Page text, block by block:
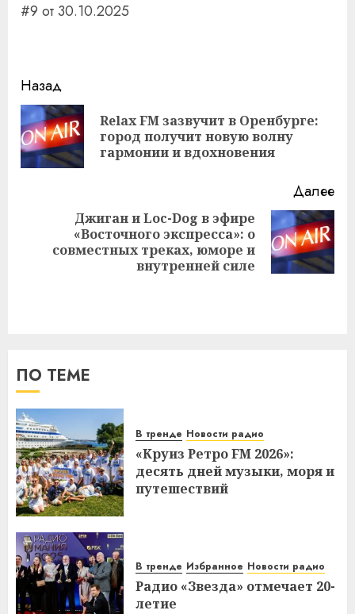
#9 от 30.10.2025
Навигация
записи
Назад
Relax FM зазвучит в Оренбурге:
город получит новую волну
гармонии и вдохновения
Далее
Следующая
запись:
Джиган и Loc-Dog в эфире
«Восточного экспресса»: о
совместных треках, юморе и
внутренней силе
ПО ТЕМЕ
В тренде Новости радио
«Круиз Ретро FM 2026»:
десять дней музыки, моря и
путешествий
В тренде Избранное Новости радио
Радио «Звезда» отмечает 20-
летие